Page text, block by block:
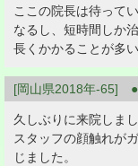
ここの院長は待って
なるし、短時間しか
長くかかることが多い
[岡山県2018年-65]
久しぶりに来院しまし
スタッフの顔触れが
じました。